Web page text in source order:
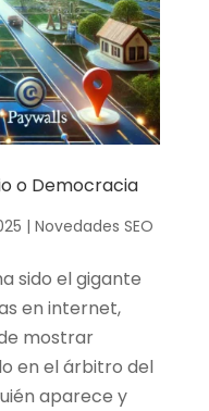
o Democracia
| Novedades SEO
sido el gigante
en internet,
mostrar
en el árbitro del
aparece y